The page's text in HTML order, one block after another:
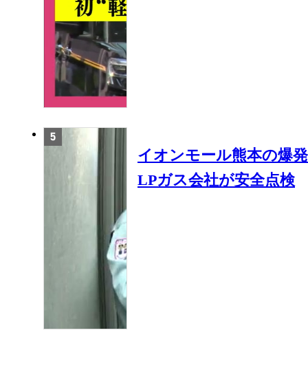
イオンモール熊本の爆
LPガス会社が安全点検